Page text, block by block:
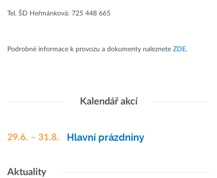
Tel. ŠD Heřmánková: 725 448 665
Podrobné informace k provozu a dokumenty naleznete ZDE.
Kalendář akcí
29.6. – 31.8. Hlavní prázdniny
Aktuality